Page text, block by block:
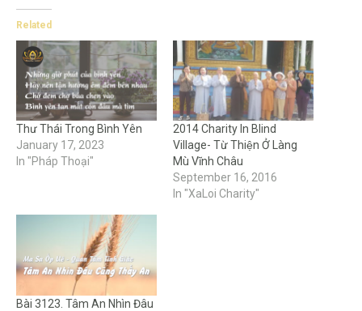
Related
Thư Thái Trong Bình Yên
January 17, 2023
In "Pháp Thoại"
2014 Charity In Blind
Village- Từ Thiện Ở Làng
Mù Vĩnh Châu
September 16, 2016
In "XaLoi Charity"
Bài 3123. Tâm An Nhìn Đâu